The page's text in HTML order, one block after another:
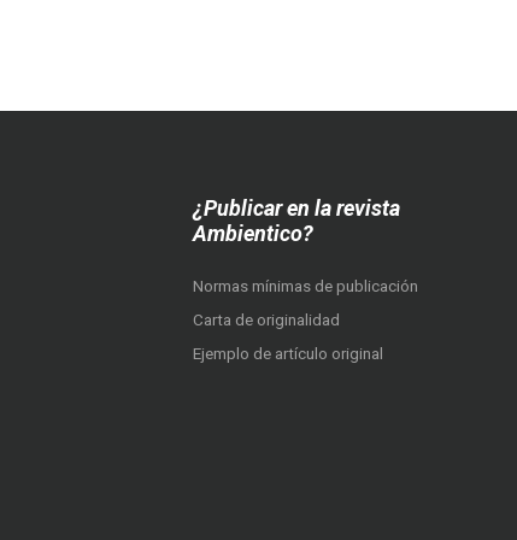
¿Publicar en la revista
Ambientico?
Normas mínimas de publicación
Carta de originalidad
Ejemplo de artículo original